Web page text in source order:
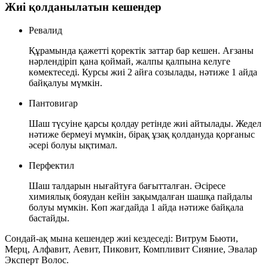
Жиі қолданылатын кешендер
Ревалид
Құрамында қажетті қоректік заттар бар кешен. Ағзаны
нәрлендіріп қана қоймай, жалпы қалпына келуге
көмектеседі. Курсы жиі 2 айға созылады, нәтиже 1 айда
байқалуы мүмкін.
Пантовигар
Шаш түсуіне қарсы қолдау ретінде жиі айтылады. Жедел
нәтиже бермеуі мүмкін, бірақ ұзақ қолдануда қорғаныс
әсері болуы ықтимал.
Перфектил
Шаш талдарын нығайтуға бағытталған. Әсіресе
химиялық бояудан кейін зақымдалған шашқа пайдалы
болуы мүмкін. Көп жағдайда 1 айда нәтиже байқала
бастайды.
Сондай-ақ мына кешендер жиі кездеседі: Витрум Бьюти,
Мерц, Алфавит, Аевит, Пиковит, Компливит Сияние, Эвалар
Эксперт Волос.